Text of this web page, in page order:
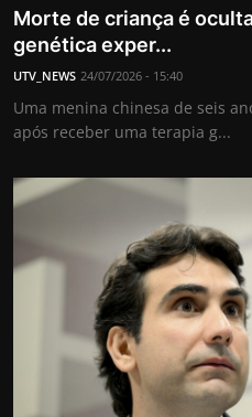
Morte de criança é
genética exper...
UTV_NEWS 24/07/2026 - 15:40
Uma menina chinesa de seis
após receber uma terapia g...